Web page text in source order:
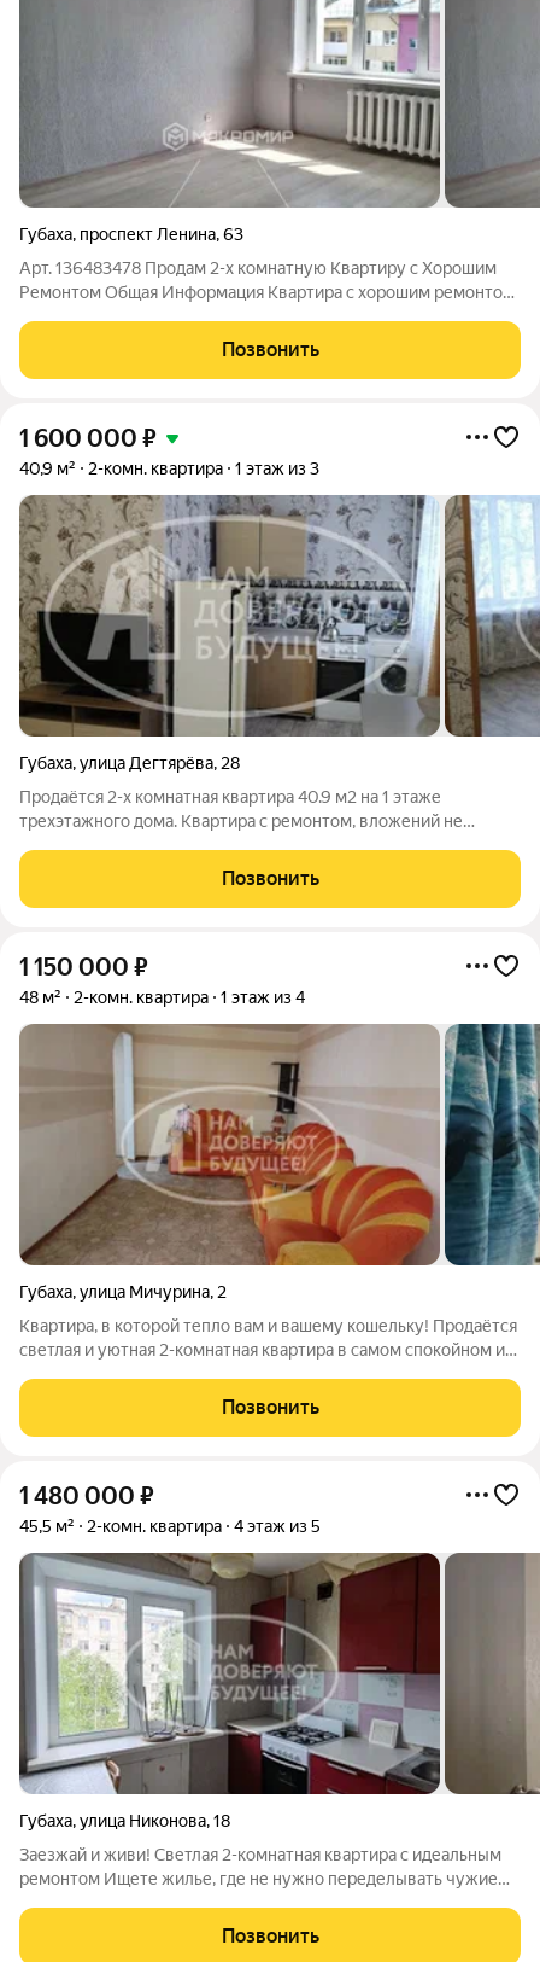
Губаха, проспект Ленина,63
Арт. 136483478 Продам 2-х комнатную Квартиру с Хорошим
Ремонтом Общая Информация Квартира с хорошим ремонтом,
потолки, новая проводка, трубы все заменены. Холодильник
Хрущевский. Окна выходят
Позвонить
1 600 000 ₽
40,9 м² 2-комн. квартира 1 этаж из 3
Губаха,улица Дегтярёва, 28
Продаётся 2-х комнатная квартира 40.9 м2 на 1 этаже
трехэтажного дома. Квартира с ремонтом, вложений не
Межкомнатные двери новые. Входная дверь новая. Квартира
светлая, тёплая. При продаже остаётся вся
Позвонить
1 150 000 ₽
48 м² 2-комн. квартира 1 этаж из 4
Губаха,улица Мичурина, 2
Квартира, в которой тепло вам и вашему кошельку! Продаётся
светлая и уютная 2-комнатная квартира в самом спокойном и
идеальный выбор? Своё отопление забудьте о космических
счетах! В квартире
Позвонить
1 480 000 ₽
45,5 м² 2-комн. квартира 4 этаж из 5
Губаха,улица Никонова,18
Заезжай и живи! Светлая 2-комнатная квартира с идеальным
ремонтом Ищете жилье, где не нужно переделывать чужие
нашли! Продается уютная, очень теплая и светлая
двухкомнатная квартира на 4-м этаже
Позвонить